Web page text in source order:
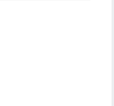
和开发 ，同时优化接口
据业务存储和访问系
，确定 新数据库系统的